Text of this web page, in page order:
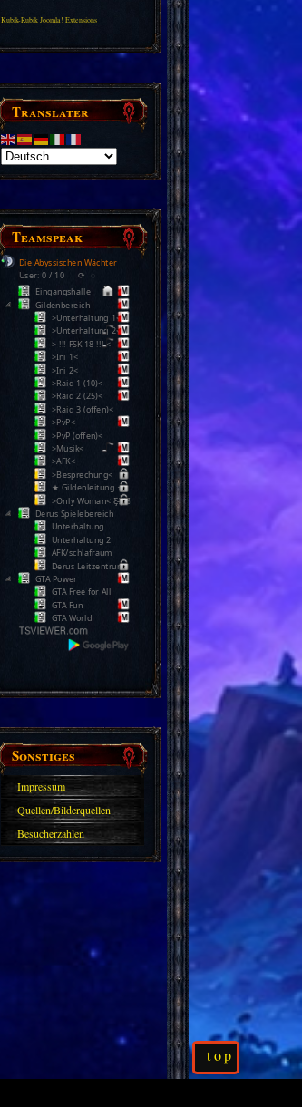
Kubik-Rubik Joomla! Extensions
Translater
Teamspeak
Die Abyssischen Wächter
User: 0 / 10 ⟳
Eingangshalle
Gildenbereich
>Unterhaltung 1<
>Unterhaltung 2<
> !!! FSK 18 !!! <
>Ini 1<
>Ini 2<
>Raid 1 (10)<
>Raid 2 (25)<
>Raid 3 (offen)<
>PvP<
>PvP (offen)<
>Musik<
>AFK<
>Besprechung<
★ Gildenleitung ★
>Only Woman< Ƹ̵̡Ӝ̵̨̄Ʒ
Derus Spielebereich
Unterhaltung
Unterhaltung 2
AFK/schlafraum
Derus Leitzentrum
GTA Power
GTA Free for All
GTA Fun
GTA World
Sonstiges
Impressum
Quellen/Bilderquellen
Besucherzahlen
top